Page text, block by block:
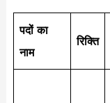
पदों का
नाम
रिक्ति